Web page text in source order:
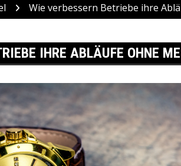
Wie verbessern Betriebe ihre
IHRE ABLÄUFE OHNE